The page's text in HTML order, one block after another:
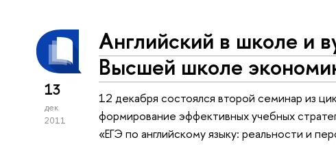
13
дек
2011
Английский в школе и
Высшей школе
12 декабря состоялся второй семинар из
формирование эффективных учебных
«ЕГЭ по английскому языку: реальности и